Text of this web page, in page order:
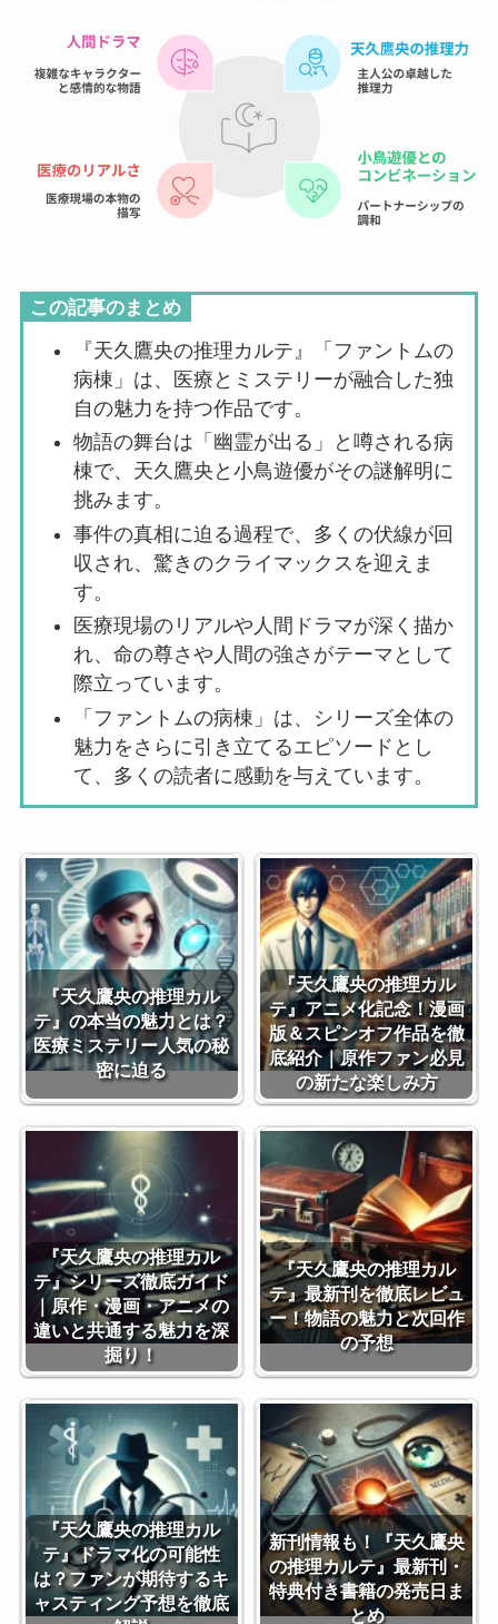
この記事のまとめ
『天久鷹央の推理カルテ』「ファントムの
病棟」は、医療とミステリーが融合した独
自の魅力を持つ作品です。
物語の舞台は「幽霊が出る」と噂される病
棟で、天久鷹央と小鳥遊優がその謎解明に
挑みます。
事件の真相に迫る過程で、多くの伏線が回
収され、驚きのクライマックスを迎えま
す。
医療現場のリアルや人間ドラマが深く描か
れ、命の尊さや人間の強さがテーマとして
際立っています。
「ファントムの病棟」は、シリーズ全体の
魅力をさらに引き立てるエピソードとし
て、多くの読者に感動を与えています。
『天久鷹央の推理カル
テ』の本当の魅力とは？
医療ミステリー人気の秘
密に迫る
『天久鷹央の推理カル
テ』アニメ化記念！漫画
版＆スピンオフ作品を徹
底紹介｜原作ファン必見
の新たな楽しみ方
『天久鷹央の推理カル
テ』シリーズ徹底ガイド
｜原作・漫画・アニメの
違いと共通する魅力を深
掘り！
『天久鷹央の推理カル
テ』最新刊を徹底レビュ
ー！物語の魅力と次回作
の予想
『天久鷹央の推理カル
テ』ドラマ化の可能性
は？ファンが期待するキ
ャスティング予想を徹底
新刊情報も！『天久鷹央
の推理カルテ』最新刊・
特典付き書籍の発売日ま
とめ